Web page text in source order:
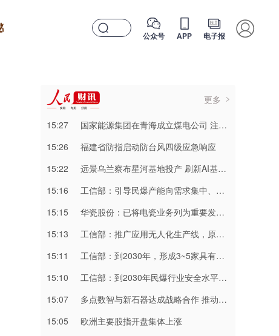
公众号 APP 电子报
更多
15:27
国家能源集团在青海成立煤电公司 注册资本10亿元
15:26
福建省防指启动防台风四级应急响应
15:22
远景乌兰察布星河基地投产 刷新AI基础设施密度纪录
15:16
工信部：引导民爆产能向需求集中、缺口扩大的地区转移，限制产能过剩地区产能转入
15:15
华瓷股份：已将电瓷业务列为重要发展方向，未来会加大力度抢占市场份额
15:13
工信部：推广应用无人化生产线，原则上不再新建“一头多尾”、“多头一尾”工业炸药生产线
15:11
工信部：到2030年，形成3~5家具有较强国际运营能力的大型民爆企业集团
15:10
工信部：到2030年民爆行业安全水平进一步提高，创新能力持续增强
15:07
多点数智与新石器达成战略合作 推动无人车落地零售场景
15:05
欧洲主要股指开盘集体上涨